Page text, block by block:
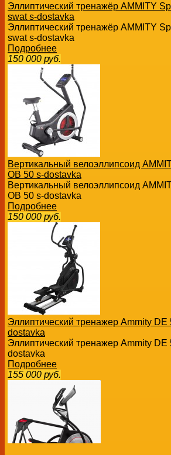
Эллиптический тренажёр AMMITY
swat s-dostavka
Эллиптический тренажёр AMMITY
swat s-dostavka
Подробнее
150 000 руб.
Вертикальный велоэллипсоид
OB 50 s-dostavka
Вертикальный велоэллипсоид
OB 50 s-dostavka
Подробнее
150 000 руб.
Эллиптический тренажер Ammity DE
dostavka
Эллиптический тренажер Ammity DE
dostavka
Подробнее
155 000 руб.